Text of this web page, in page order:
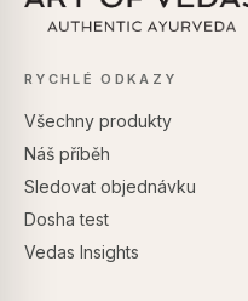
RYCHLÉ ODKAZY
Všechny produkty
Náš příběh
Sledovat objednávku
Dosha test
Vedas Insights